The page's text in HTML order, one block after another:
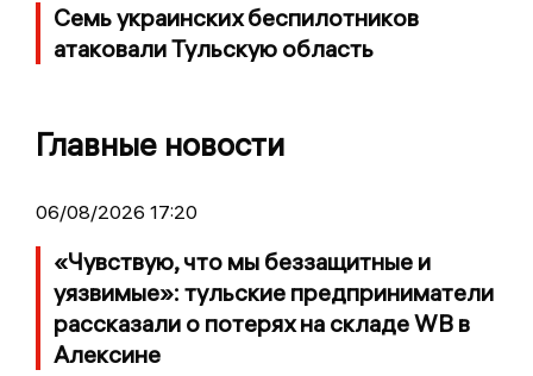
Семь украинских беспилотников
атаковали Тульскую область
Главные новости
06/08/2026 17:20
«Чувствую, что мы беззащитные и
уязвимые»: тульские предприниматели
рассказали о потерях на складе WB в
Алексине